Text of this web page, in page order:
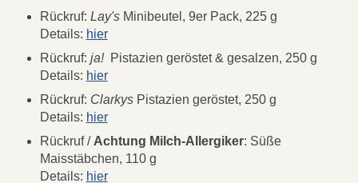
Rückruf: Lay'sMinibeutel, 9er Pack, 225 g
Details: hier
Rückruf: ja!Pistazien geröstet & gesalzen, 250 g
Details: hier
Rückruf: ClarkysPistazien geröstet, 250 g
Details: hier
Rückruf / Achtung Milch-Allergiker: Süße
Maisstäbchen, 110 g
Details: hier